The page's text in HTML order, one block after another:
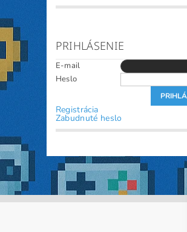
PRIHLÁSENIE
E-mail
Heslo
Registrácia
Zabudnuté heslo